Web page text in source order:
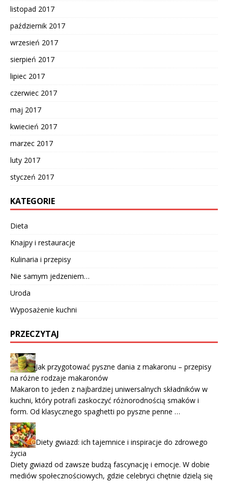
listopad 2017
październik 2017
wrzesień 2017
sierpień 2017
lipiec 2017
czerwiec 2017
maj 2017
kwiecień 2017
marzec 2017
luty 2017
styczeń 2017
KATEGORIE
Dieta
Knajpy i restauracje
Kulinaria i przepisy
Nie samym jedzeniem…
Uroda
Wyposażenie kuchni
PRZECZYTAJ
Jak przygotować pyszne dania z makaronu – przepisy
na różne rodzaje makaronów
Makaron to jeden z najbardziej uniwersalnych składników w
kuchni, który potrafi zaskoczyć różnorodnością smaków i
form. Od klasycznego spaghetti po pyszne penne …
Diety gwiazd: ich tajemnice i inspiracje do zdrowego
życia
Diety gwiazd od zawsze budzą fascynację i emocje. W dobie
mediów społecznościowych, gdzie celebryci chętnie dzielą się